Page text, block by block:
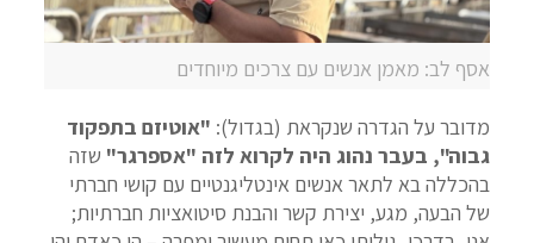
אסף לב: מאמן אנשים עם צרכים מיוחדים
מדובר על הגדרה שנקראת (בגדול): "אוטיזם בתפקוד
גבוה", בעבר נהוג היה לקרוא לזה "אספרגר" שזה
בהכללה בא לתאר אנשים אינטליגנטיים עם קושי חברתי
של הבעה, מגע, יצירת קשר והבנת סיטואציות חברתיות;